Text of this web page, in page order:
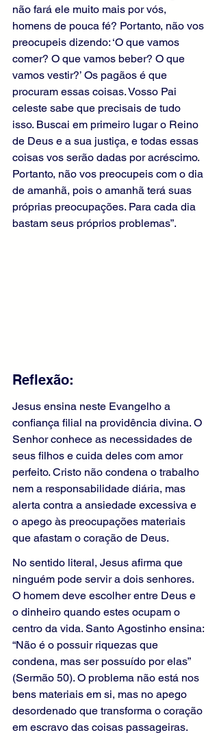
não fará ele muito mais por vós,
homens de pouca fé? Portanto, não vos
preocupeis dizendo: ‘O que vamos
comer? O que vamos beber? O que
vamos vestir?’ Os pagãos é que
procuram essas coisas. Vosso Pai
celeste sabe que precisais de tudo
isso. Buscai em primeiro lugar o Reino
de Deus e a sua justiça, e todas essas
coisas vos serão dadas por acréscimo.
Portanto, não vos preocupeis com o dia
de amanhã, pois o amanhã terá suas
próprias preocupações. Para cada dia
bastam seus próprios problemas”.
Reflexão:
Jesus ensina neste Evangelho a
confiança filial na providência divina. O
Senhor conhece as necessidades de
seus filhos e cuida deles com amor
perfeito. Cristo não condena o trabalho
nem a responsabilidade diária, mas
alerta contra a ansiedade excessiva e
o apego às preocupações materiais
que afastam o coração de Deus.
No sentido literal, Jesus afirma que
ninguém pode servir a dois senhores.
O homem deve escolher entre Deus e
o dinheiro quando estes ocupam o
centro da vida. Santo Agostinho ensina:
“Não é o possuir riquezas que
condena, mas ser possuído por elas”
(Sermão 50). O problema não está nos
bens materiais em si, mas no apego
desordenado que transforma o coração
em escravo das coisas passageiras.